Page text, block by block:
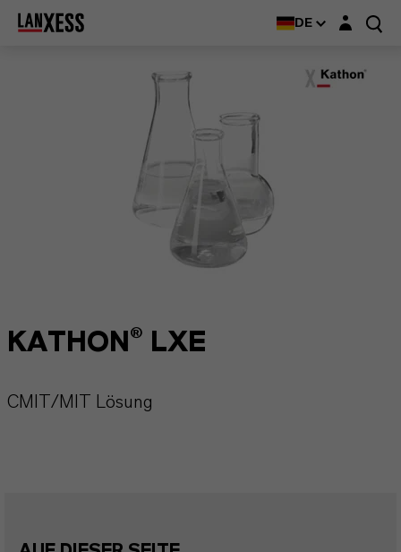
DE Login-Maske
KATHON® LXE
CMIT/MIT Lösung